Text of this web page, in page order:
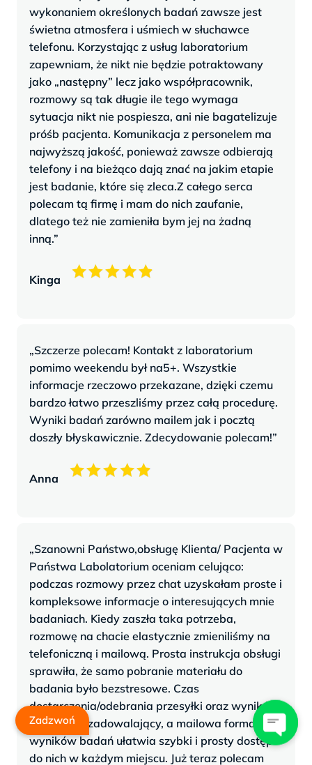
wykonaniem określonych badań zawsze jest
świetna atmosfera i uśmiech w słuchawce
telefonu. Korzystając z usług laboratorium
zapewniam, że nikt nie będzie potraktowany
jako „następny” lecz jako współpracownik,
rozmowy są tak długie ile tego wymaga
sytuacja nikt nie pospiesza, ani nie bagatelizuje
próśb pacjenta. Komunikacja z personelem ma
najwyższą jakość, ponieważ zawsze odbierają
telefony i na bieżąco dają znać na jakim etapie
jest badanie, które się zleca.Z całego serca
polecam tą firmę i mam do nich zaufanie,
dlatego też nie zamieniła bym jej na żadną
inną.”
Kinga
„Szczerze polecam! Kontakt z laboratorium
pomimo weekendu był na5+. Wszystkie
informacje rzeczowo przekazane, dzięki czemu
bardzo łatwo przeszliśmy przez całą procedurę.
Wyniki badań zarówno mailem jak i pocztą
doszły błyskawicznie. Zdecydowanie polecam!”
Anna
„Szanowni Państwo,obsługę Klienta/ Pacjenta w
Państwa Labolatorium oceniam celująco:
podczas rozmowy przez chat uzyskałam proste i
kompleksowe informacje o interesujących mnie
badaniach. Kiedy zaszła taka potrzeba,
rozmowę na chacie elastycznie zmieniliśmy na
telefoniczną i mailową. Prosta instrukcja obsługi
sprawiła, że samo pobranie materiału do
badania było bezstresowe. Czas
dostarczenia/odebrania przesyłki oraz wyników
był bardzo zadowalający, a mailowa forma
wyników badań ułatwia szybki i prosty dostęp
do nich w każdym miejscu. Już teraz polecam
Zadzwoń